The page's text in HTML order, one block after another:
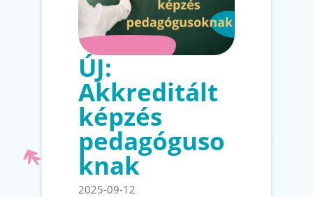
ÚJ:
Akkreditált
képzés
pedagóguso
knak
2025-09-12